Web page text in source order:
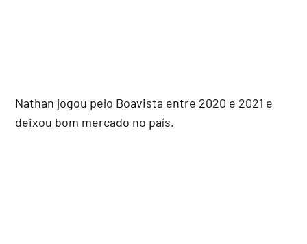
Nathan jogou pelo Boavista entre 2020 e 2021 e
deixou bom mercado no país.